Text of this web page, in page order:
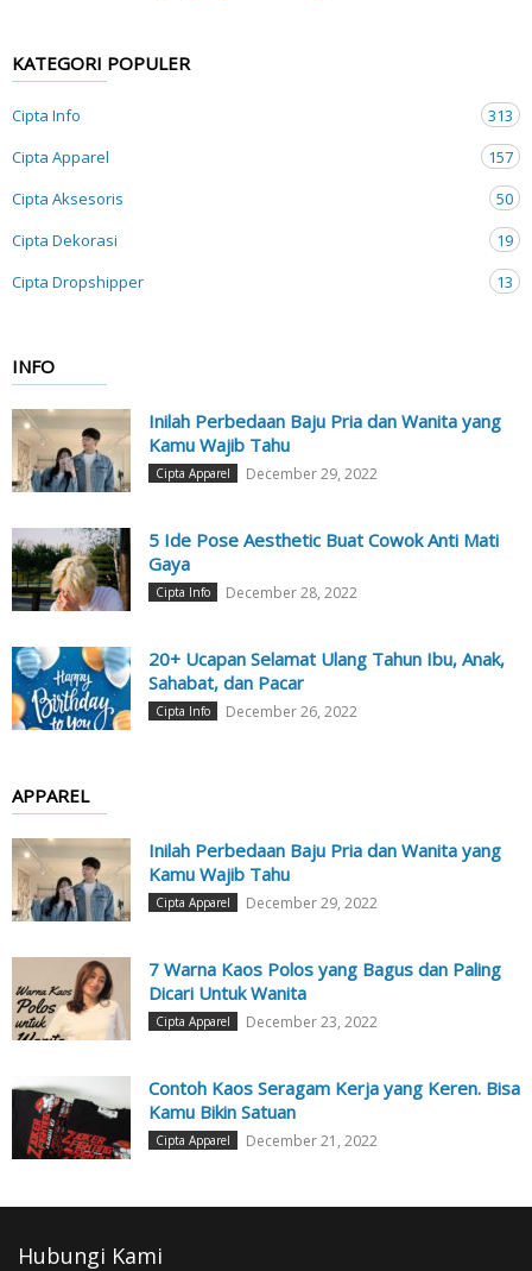
KATEGORI POPULER
Cipta Info
313
Cipta Apparel
157
Cipta Aksesoris
50
Cipta Dekorasi
19
Cipta Dropshipper
13
INFO
Inilah Perbedaan Baju Pria dan Wanita yang
Kamu Wajib Tahu
Cipta Apparel December 29, 2022
5 Ide Pose Aesthetic Buat Cowok Anti Mati
Gaya
Cipta Info December 28, 2022
20+ Ucapan Selamat Ulang Tahun Ibu, Anak,
Sahabat, dan Pacar
Cipta Info December 26, 2022
APPAREL
Inilah Perbedaan Baju Pria dan Wanita yang
Kamu Wajib Tahu
Cipta Apparel December 29, 2022
7 Warna Kaos Polos yang Bagus dan Paling
Dicari Untuk Wanita
Cipta Apparel December 23, 2022
Contoh Kaos Seragam Kerja yang Keren. Bisa
Kamu Bikin Satuan
Cipta Apparel December 21, 2022
Hubungi Kami